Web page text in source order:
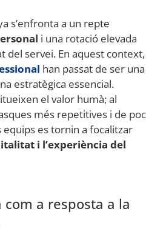
s’enfronta a un repte
i una rotació elevada
del servei. En aquest context,
han passat de ser una
estratègica essencial.
el valor humà; al
més repetitives i de poc
es tornin a focalitzar
i l’experiència del
com a resposta a la